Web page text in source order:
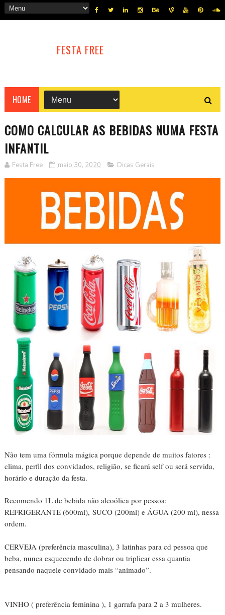
FESTA FREE
HOME
COMO CALCULAR AS BEBIDAS NUMA FESTA
INFANTIL
Festa Free maio 30, 2020 Dicas Gerais
Não tem uma fórmula mágica porque depende de muitos fatores :
clima, perfil dos convidados, religião, se ficará self ou será servida,
horário e duração da festa.
Recomendo 1L de bebida não alcoólica por pessoa:
REFRIGERANTE (600ml), SUCO (200ml) e ÁGUA (200 ml), nessa
ordem.
CERVEJA (preferência masculina), 3 latinhas para cd pessoa que
beba, nunca esquecendo de dobrar ou triplicar essa quantia
pensando naquele convidado mais “animado”.
VINHO ( preferência feminina ), 1 garrafa para 2 a 3 mulheres.